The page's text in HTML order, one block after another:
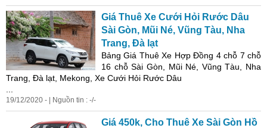
Giá Thuê Xe Cưới Hỏi Rước Dâu
Sài Gòn, Mũi Né, Vũng Tàu, Nha
Trang, Đà lạt
Bảng Giá Thuê Xe Hợp Đồng 4 chỗ 7 chỗ
16 chỗ Sài Gòn, Mũi Né, Vũng Tàu, Nha
Trang, Đà lạt, Mekong, Xe Cưới Hỏi Rước Dâu
19/12/2020 - | Nguồn tin : -/-
Giá 450k, Cho Thuê Xe Sài Gòn Hồ